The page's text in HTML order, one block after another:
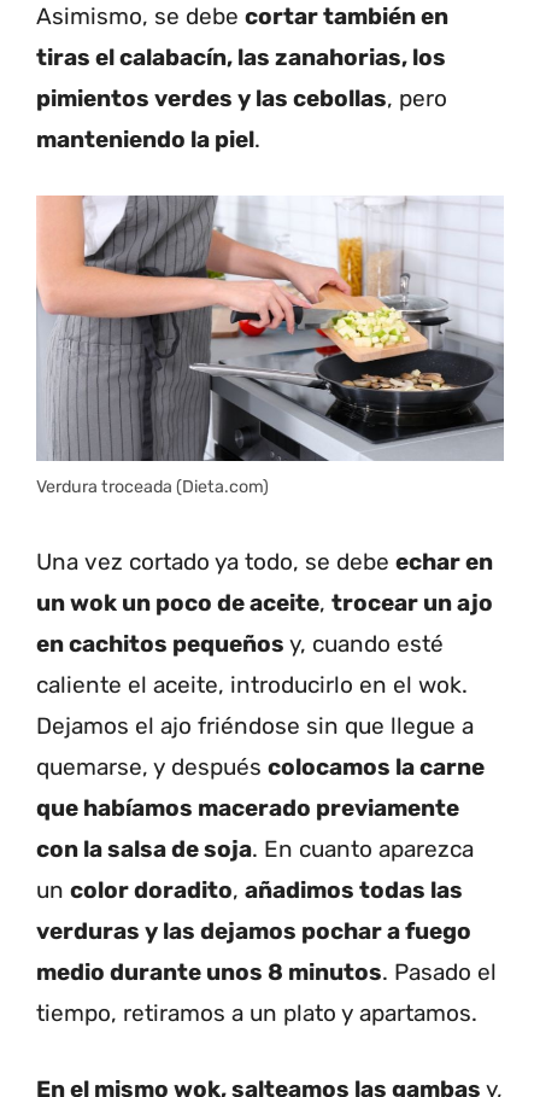
Asimismo, se debe cortar también en
tiras el calabacín, las zanahorias, los
pimientos verdes y las cebollas, pero
manteniendo la piel.
Verdura troceada (Dieta.com)
Una vez cortado ya todo, se debe echar en
un wok un poco de aceite, trocear un ajo
en cachitos pequeños y, cuando esté
caliente el aceite, introducirlo en el wok.
Dejamos el ajo friéndose sin que llegue a
quemarse, y después colocamos la carne
que habíamos macerado previamente
con la salsa de soja. En cuanto aparezca
un color doradito, añadimos todas las
verduras y las dejamos pochar a fuego
medio durante unos 8 minutos. Pasado el
tiempo, retiramos a un plato y apartamos.
En el mismo wok, salteamos las gambas y,